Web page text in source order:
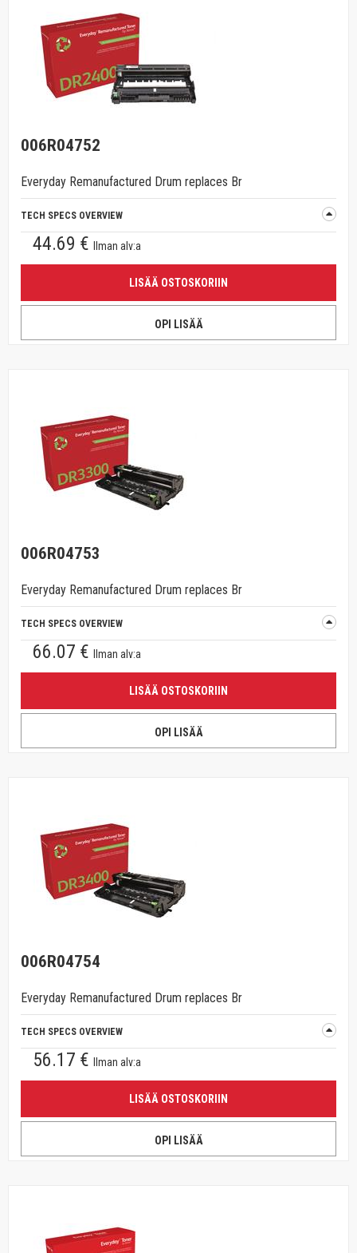
006R04752
Everyday Remanufactured Drum replaces Br
TECH SPECS OVERVIEW
44.69 € Ilman alv:a
LISÄÄ OSTOSKORIIN
OPI LISÄÄ
006R04753
Everyday Remanufactured Drum replaces Br
TECH SPECS OVERVIEW
66.07 € Ilman alv:a
LISÄÄ OSTOSKORIIN
OPI LISÄÄ
006R04754
Everyday Remanufactured Drum replaces Br
TECH SPECS OVERVIEW
56.17 € Ilman alv:a
LISÄÄ OSTOSKORIIN
OPI LISÄÄ